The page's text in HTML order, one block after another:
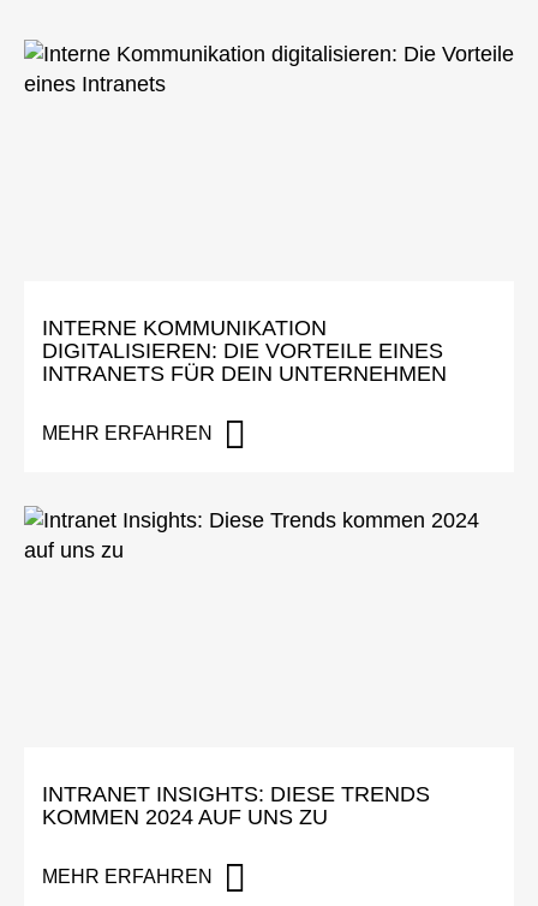
INTERNE KOMMUNIKATION
DIGITALISIEREN: DIE VORTEILE EINES
INTRANETS FÜR DEIN UNTERNEHMEN
MEHR ERFAHREN
INTRANET INSIGHTS: DIESE TRENDS
KOMMEN 2024 AUF UNS ZU
MEHR ERFAHREN